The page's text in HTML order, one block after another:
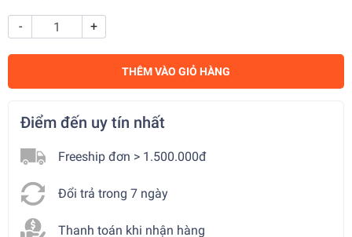
- +
THÊM VÀO GIỎ HÀNG
Điểm đến uy tín nhất
Freeship đơn > 1.500.000đ
Đổi trả trong 7 ngày
Thanh toán khi nhận hàng